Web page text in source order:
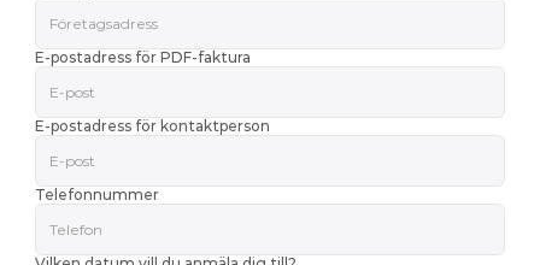
E-postadress för PDF-faktura
E-postadress för kontaktperson
Telefonnummer